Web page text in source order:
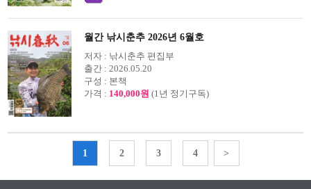
월간 낚시춘추 2026년 6월호
저자 : 낚시춘추 편집부
출간 : 2026.05.20
구성 : 본책
가격 : 140,000원 (1년 정기구독)
1 2 3 4 >